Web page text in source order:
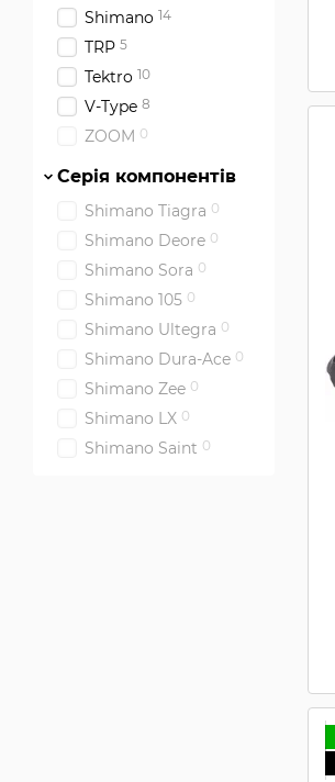
Shimano 14
TRP 5
Tektro 10
V-Type 8
ZOOM 0
Серія компонентів
Shimano Tiagra 0
Shimano Deore 0
Shimano Sora 0
Shimano 105 0
Shimano Ultegra 0
Shimano Dura-Ace 0
Shimano Zee 0
Shimano LX 0
Shimano Saint 0